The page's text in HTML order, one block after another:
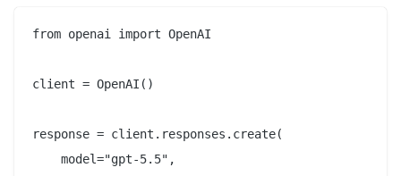
from openai import OpenAI
client = OpenAI()
response = client.responses.create(
    model="gpt-5.5",